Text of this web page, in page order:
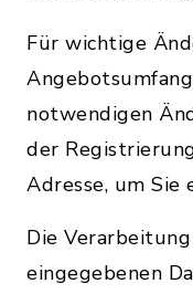
Für wichtige
notwendigen
der
Adresse, um Sie
Die
eingegebenen